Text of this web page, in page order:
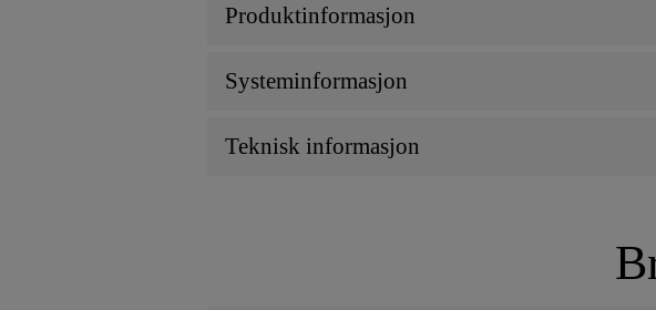
Produktinformasjon
Systeminformasjon
Teknisk informasjon